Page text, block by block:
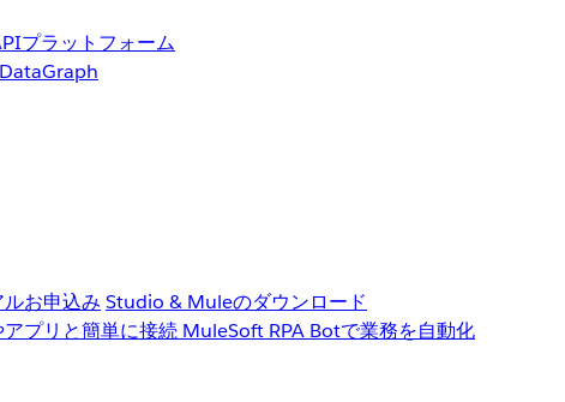
プラットフォーム
DataGraph
お申込み Studio & Muleのダウンロード
プリと簡単に接続 MuleSoft RPA Botで業務を自動化